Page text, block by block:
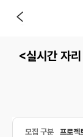
<실시간 자
모집 구분 프로젝